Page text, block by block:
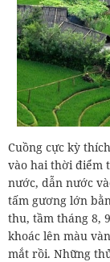
Cuồng cực kỳ
vào hai thời điểm
nước, dẫn nước
tấm gương lớn
thu, tầm tháng 8,
khoác lên màu
mắt rồi. Những